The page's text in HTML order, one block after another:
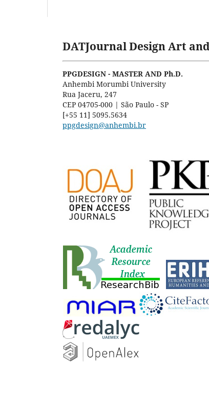
DATJournal Design Art
PPGDESIGN - MASTER AND Ph.D.
Anhembi Morumbi University
Rua Jaceru, 247
CEP 04705-000 | São Paulo - SP
[+55 11] 5095.5634
ppgdesign@anhembi.br